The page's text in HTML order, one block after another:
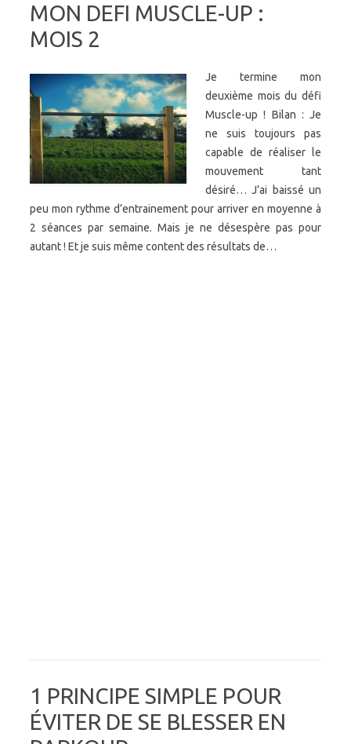
MON DEFI MUSCLE-UP :
MOIS 2
Je termine mon
deuxième mois du défi
Muscle-up ! Bilan : Je
ne suis toujours pas
capable de réaliser le
mouvement tant
désiré… J’ai baissé un
peu mon rythme d’entrainement pour arriver en moyenne à
2 séances par semaine. Mais je ne désespère pas pour
autant ! Et je suis même content des résultats de…
1 PRINCIPE SIMPLE POUR
ÉVITER DE SE BLESSER EN